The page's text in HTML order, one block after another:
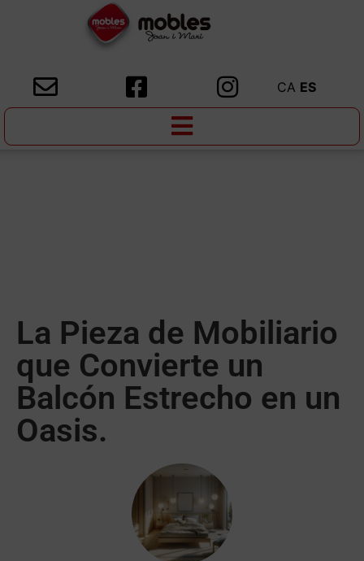
CA ES
La Pieza de Mobiliario
que Convierte un
Balcón Estrecho en un
Oasis.